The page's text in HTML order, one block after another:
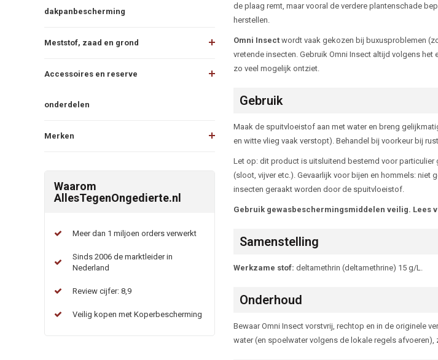
dakpanbescherming
Meststof, zaad en grond
Accessoires en reserve
onderdelen
Merken
Waarom
AllesTegenOngedierte.nl
Meer dan 1 miljoen orders verwerkt
Sinds 2006 de marktleider in
Nederland
Review cijfer: 8,9
Veilig kopen met Koperbescherming
de plaag remt, maar vooral de verdere plantenschade
herstellen.
Omni Insectwordt vaak gekozen bij buxusproblemen
vretende insecten. Gebruik Omni Insect altijd volgens
zo veel mogelijk ontziet.
Gebruik
Maak de spuitvloeistof aan met water en breng
en witte vlieg vaak verstopt). Behandel bij voorkeur bij
Let op: dit product is uitsluitend bestemd voor
(sloot, vijver etc.). Gevaarlijk voor bijen en hommels:
insecten geraakt worden door de spuitvloeistof.
Gebruik gewasbeschermingsmiddelen veilig. Lees
Samenstelling
Werkzame stof: deltamethrin (deltamethrine) 15 g/L.
Onderhoud
Bewaar Omni Insect vorstvrij, rechtop en in de originele
water (en spoelwater volgens de lokale regels